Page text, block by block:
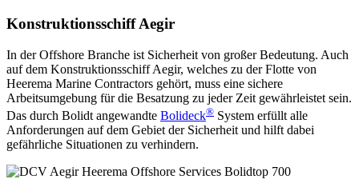
Konstruktionsschiff Aegir
In der Offshore Branche ist Sicherheit von großer Bedeutung. Auch
auf dem Konstruktionsschiff Aegir, welches zu der Flotte von
Heerema Marine Contractors gehört, muss eine sichere
Arbeitsumgebung für die Besatzung zu jeder Zeit gewährleistet sein.
Das durch Bolidt angewandte Bolideck® System erfüllt alle
Anforderungen auf dem Gebiet der Sicherheit und hilft dabei
gefährliche Situationen zu verhindern.